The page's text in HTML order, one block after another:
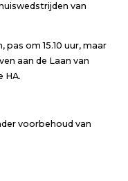
van
om 15.10 uur, maar
aan de Laan van
HA.
voorbehoud van